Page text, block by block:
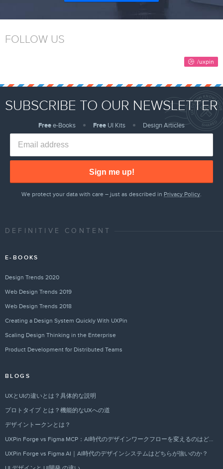
FOLLOW US
SUBSCRIBE TO OUR NEWSLETTER
Freee-Books Free UI Kits Design Articles
Sign me up!
We protect your data with care – just as described in Privacy Policy.
DEFINITIVE CONTENT
E-BOOKS
Design Trends 2020
Web Design Trends 2019
Web Design Trends 2018
Creating a Design System Quickly With UXPin
Scaling Design Thinking in the Enterprise
Product Development for Distributed Teams
BLOGS
UXとUIの違いとは？具体的な説明
プロトタイプ とは？機能的なUXへの道
デザイントークンとは？
UXPin Forge vs Figma MCP：AI時代のデザインワークフローを変えるのはどちらか？
UXPin Forge vs Figma AI｜AI時代のデザインシステムはどちらが強いのか？